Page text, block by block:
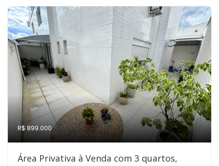
R$ 899.000
Área Privativa à Venda com 3 quartos,